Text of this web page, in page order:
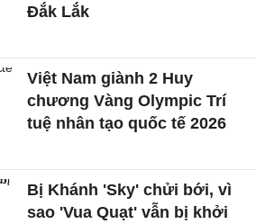
Đắk Lắk
Việt Nam giành 2 Huy
chương Vàng Olympic Trí
tuệ nhân tạo quốc tế 2026
Bị Khánh 'Sky' chửi bới, vì
sao 'Vua Quạt' vẫn bị khởi